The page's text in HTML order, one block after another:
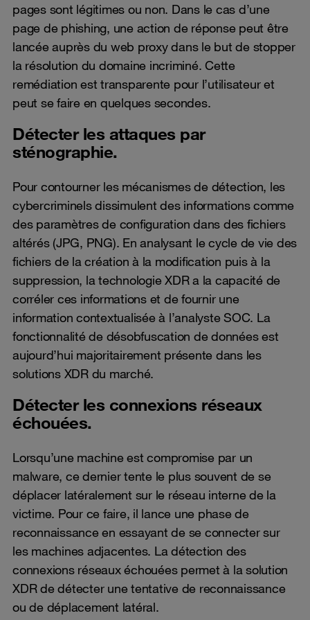
pages sont légitimes ou non. Dans le cas d’une
page de phishing, une action de réponse peut être
lancée auprès du web proxy dans le but de stopper
la résolution du domaine incriminé. Cette
remédiation est transparente pour l’utilisateur et
peut se faire en quelques secondes.
Détecter les attaques par
sténographie.
Pour contourner les mécanismes de détection, les
cybercriminels dissimulent des informations comme
des paramètres de configuration dans des fichiers
altérés (JPG, PNG). En analysant le cycle de vie des
fichiers de la création à la modification puis à la
suppression, la technologie XDR a la capacité de
corréler ces informations et de fournir une
information contextualisée à l’analyste SOC. La
fonctionnalité de désobfuscation de données est
aujourd’hui majoritairement présente dans les
solutions XDR du marché.
Détecter les connexions réseaux
échouées.
Lorsqu’une machine est compromise par un
malware, ce dernier tente le plus souvent de se
déplacer latéralement sur le réseau interne de la
victime. Pour ce faire, il lance une phase de
reconnaissance en essayant de se connecter sur
les machines adjacentes. La détection des
connexions réseaux échouées permet à la solution
XDR de détecter une tentative de reconnaissance
ou de déplacement latéral.